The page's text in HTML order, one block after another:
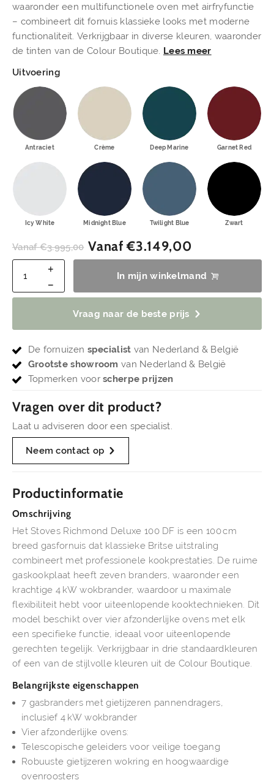
waaronder een multifunctionele oven met airfryfunctie
– combineert dit fornuis klassieke looks met moderne
functionaliteit. Verkrijgbaar in diverse kleuren, waaronder
de tinten van de Colour Boutique. Lees meer
Uitvoering
Antraciet Crème Deep Marine Garnet Red
Icy White Midnight Blue Twilight Blue Zwart
Vanaf€3.995,00 Vanaf€3.149,00
In mijn winkelmand
Vraag naar de beste prijs
De fornuizen specialist van Nederland & België
Grootste showroom van Nederland & België
Topmerken voorscherpe prijzen
Vragen over dit product?
Laat u adviseren door een specialist.
Neem contact op
Productinformatie
Omschrijving
Het Stoves Richmond Deluxe 100 DF is een 100 cm
breed gasfornuis dat klassieke Britse uitstraling
combineert met professionele kookprestaties. De ruime
gaskookplaat heeft zeven branders, waaronder een
krachtige 4 kW wokbrander, waardoor u maximale
flexibiliteit hebt voor uiteenlopende kooktechnieken. Dit
model beschikt over vier afzonderlijke ovens met elk
een specifieke functie, ideaal voor uiteenlopende
gerechten tegelijk. Verkrijgbaar in drie standaardkleuren
of een van de stijlvolle kleuren uit de Colour Boutique.
Belangrijkste eigenschappen
7 gasbranders met gietijzeren pannendragers,
inclusief 4 kW wokbrander
Vier afzonderlijke ovens:
Telescopische geleiders voor veilige toegang
Robuuste gietijzeren wokring en hoogwaardige
ovenroosters